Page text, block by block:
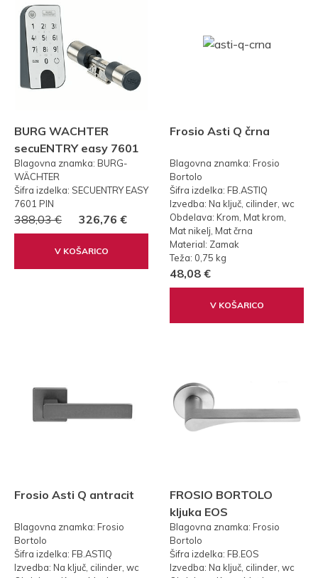
BURG WACHTER
secuENTRY easy 7601
PIN KODA
Blagovna znamka: BURG-
WÄCHTER
Šifra izdelka: SECUENTRY EASY
7601 PIN
388,03 € 326,76 €
V KOŠARICO
Frosio Asti Q črna
Blagovna znamka: Frosio
Bortolo
Šifra izdelka: FB.ASTIQ
Izvedba: Na ključ, cilinder, wc
Obdelava: Krom, Mat krom,
Mat nikelj, Mat črna
Material: Zamak
Teža: 0,75 kg
48,08 €
V KOŠARICO
Frosio Asti Q antracit
Blagovna znamka: Frosio
Bortolo
Šifra izdelka: FB.ASTIQ
Izvedba: Na ključ, cilinder, wc
FROSIO BORTOLO
kljuka EOS
Blagovna znamka: Frosio
Bortolo
Šifra izdelka: FB.EOS
Izvedba: Na ključ, cilinder, wc